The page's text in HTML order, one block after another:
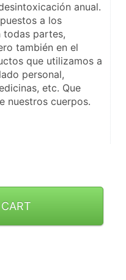
anual.
a los
todas partes,
también en el
que utilizamos a
personal,
etc. Que
nuestros cuerpos.